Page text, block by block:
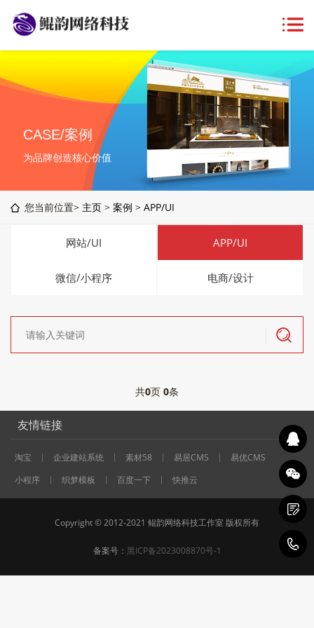
CASE/案例
为品牌创造核心价值
您当前位置> 主页 > 案例 > APP/UI
网站/UI APP/UI
微信/小程序 电商/设计
共0页 0条
友情链接
淘宝 企业建站系统 素材58 易居CMS
易优CMS
小程序
织梦模板 百度一下 快推云
Copyright © 2012-2021 鲲韵网络科技工作室 版权所有
备案号： 黑ICP备2023008870号-1